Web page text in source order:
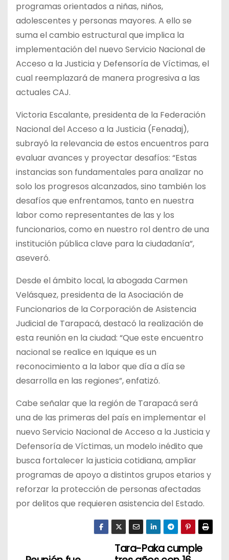
programas orientados a niñas, niños,
adolescentes y personas mayores. A ello se
suma el cambio estructural que implica la
implementación del nuevo Servicio Nacional de
Acceso a la Justicia y Defensoría de Víctimas, el
cual reemplazará de manera progresiva a las
actuales CAJ.
Victoria Escalante, presidenta de la Federación
Nacional del Acceso a la Justicia (Fenadaj),
subrayó la relevancia de estos encuentros para
evaluar avances y proyectar desafíos: “Estas
instancias son fundamentales para analizar no
solo los progresos alcanzados, sino también los
desafíos que enfrentamos, tanto en nuestra
labor como representantes de las y los
funcionarios, como en nuestro rol dentro de una
institución pública clave para la ciudadanía”,
aseveró.
Desde el ámbito local, la abogada Carmen
Velásquez, presidenta de la Asociación de
Funcionarios de la Corporación de Asistencia
Judicial de Tarapacá, destacó la realización de
esta reunión en la ciudad: “Que este encuentro
nacional se realice en Iquique es un
reconocimiento a la labor que día a día se
desarrolla en las regiones”, enfatizó.
Cabe señalar que la región de Tarapacá será
una de las primeras del país en implementar el
nuevo Servicio Nacional de Acceso a la Justicia y
Defensoría de Víctimas, un modelo inédito que
busca fortalecer la justicia cotidiana, ampliar
programas de apoyo a distintos grupos etarios y
reforzar la protección de personas afectadas
por delitos que requieren asistencia del Estado.
N
Tara-Paka cumple